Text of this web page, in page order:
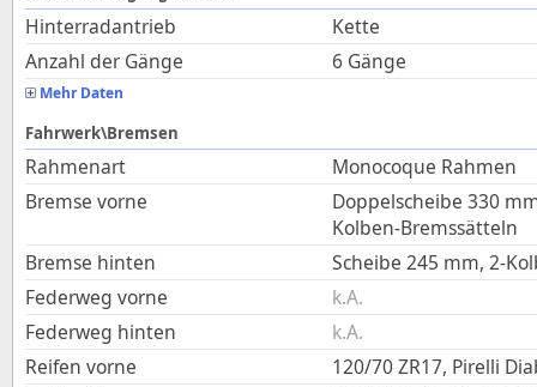
Hinterradantrieb
Kette
Anzahl der Gänge
6 Gänge
Mehr Daten
Fahrwerk\Bremsen
Rahmenart
Monocoque Rahmen
Bremse vorne
Doppelscheibe 330
Kolben-Bremssätteln
Bremse hinten
Scheibe 245 mm, 2-
Federweg vorne
k.A.
Federweg hinten
k.A.
Reifen vorne
120/70 ZR17, Pirelli